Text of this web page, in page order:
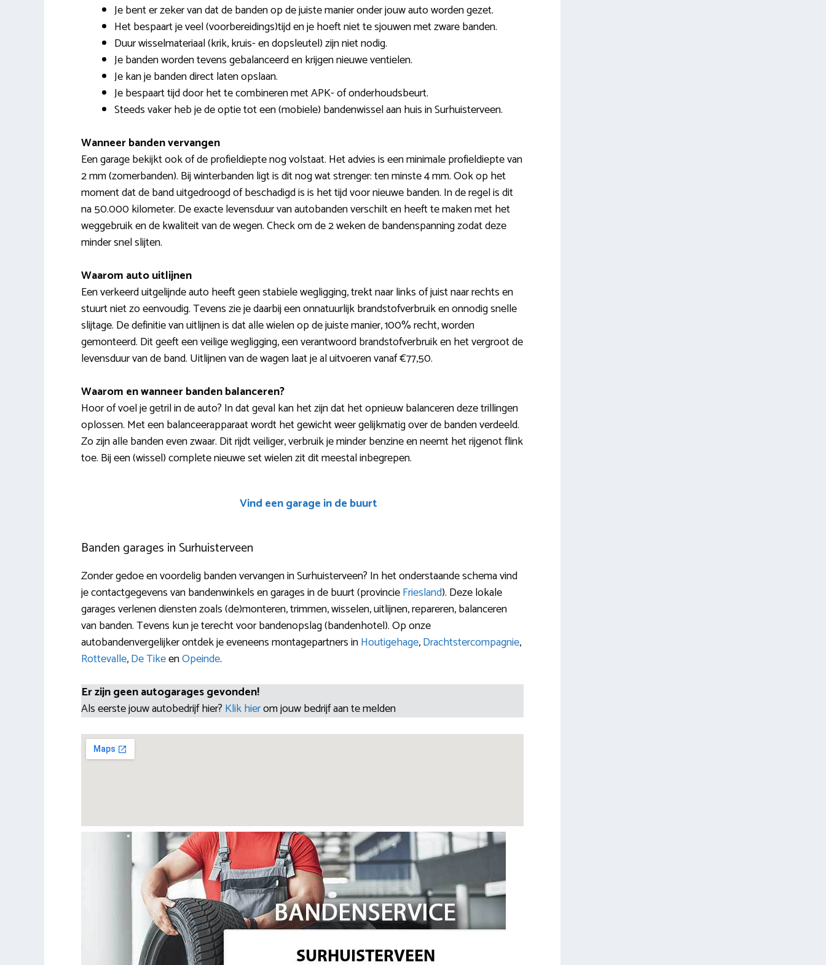
Je bent er zeker van dat de banden op de juiste manier onder jouw auto worden gezet.
Het bespaart je veel (voorbereidings)tijd en je hoeft niet te sjouwen met zware banden.
Duur wisselmateriaal (krik, kruis- en dopsleutel) zijn niet nodig.
Je banden worden tevens gebalanceerd en krijgen nieuwe ventielen.
Je kan je banden direct laten opslaan.
Je bespaart tijd door het te combineren met APK- of onderhoudsbeurt.
Steeds vaker heb je de optie tot een (mobiele) bandenwissel aan huis in Surhuisterveen.
Wanneer banden vervangen
Een garage bekijkt ook of de profieldiepte nog volstaat. Het advies is een minimale profieldiepte van
2 mm (zomerbanden). Bij winterbanden ligt is dit nog wat strenger: ten minste 4 mm. Ook op het
moment dat de band uitgedroogd of beschadigd is is het tijd voor nieuwe banden. In de regel is dit
na 50.000 kilometer. De exacte levensduur van autobanden verschilt en heeft te maken met het
weggebruik en de kwaliteit van de wegen. Check om de 2 weken de bandenspanning zodat deze
minder snel slijten.
Waarom auto uitlijnen
Een verkeerd uitgelijnde auto heeft geen stabiele wegligging, trekt naar links of juist naar rechts en
stuurt niet zo eenvoudig. Tevens zie je daarbij een onnatuurlijk brandstofverbruik en onnodig snelle
slijtage. De definitie van uitlijnen is dat alle wielen op de juiste manier, 100% recht, worden
gemonteerd. Dit geeft een veilige wegligging, een verantwoord brandstofverbruik en het vergroot de
levensduur van de band. Uitlijnen van de wagen laat je al uitvoeren vanaf €77,50.
Waarom en wanneer banden balanceren?
Hoor of voel je getril in de auto? In dat geval kan het zijn dat het opnieuw balanceren deze trillingen
oplossen. Met een balanceerapparaat wordt het gewicht weer gelijkmatig over de banden verdeeld.
Zo zijn alle banden even zwaar. Dit rijdt veiliger, verbruik je minder benzine en neemt het rijgenot flink
toe. Bij een (wissel) complete nieuwe set wielen zit dit meestal inbegrepen.
Vind een garage in de buurt
Banden garages in Surhuisterveen
Zonder gedoe en voordelig banden vervangen in Surhuisterveen? In het onderstaande schema vind
je contactgegevens van bandenwinkels en garages in de buurt (provincieFriesland). Deze lokale
garages verlenen diensten zoals (de)monteren, trimmen, wisselen, uitlijnen, repareren, balanceren
van banden. Tevens kun je terecht voor bandenopslag (bandenhotel). Op onze
autobandenvergelijker ontdek je eveneens montagepartners inHoutigehage,Drachtstercompagnie,
Rottevalle,De TikeenOpeinde.
Er zijn geen autogarages gevonden!
Als eerste jouw autobedrijf hier? Klik hierom jouw bedrijf aan te melden